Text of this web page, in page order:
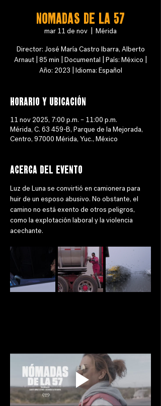
NOMADAS DE LA 57
mar 11 de nov
Mérida
Director: José María Castro Ibarra, Alberto
Arnaut | 85 min | Documental | País: México |
Año: 2023 | Idioma: Español
Horario y ubicación
11 nov 2025, 7:00 p.m. – 11:00 p.m.
Mérida, C. 63 459-B, Parque de la Mejorada,
Centro, 97000 Mérida, Yuc., México
Acerca del evento
Luz de Luna se convirtió en camionera para
huir de un esposo abusivo. No obstante, el
camino no está exento de otros peligros,
como la explotación laboral y la violencia
acechante.